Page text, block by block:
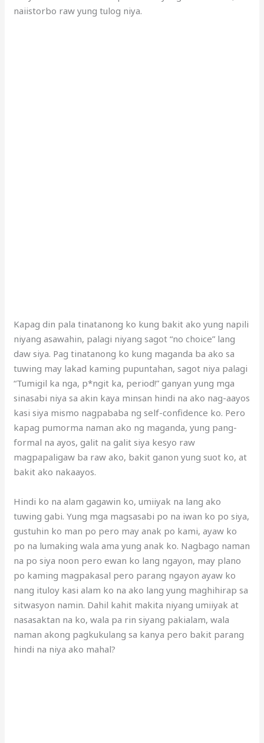
naiistorbo raw yung tulog niya.
Kapag din pala tinatanong ko kung bakit ako yung napili
niyang asawahin, palagi niyang sagot “no choice” lang
daw siya. Pag tinatanong ko kung maganda ba ako sa
tuwing may lakad kaming pupuntahan, sagot niya palagi
“Tumigil ka nga, p*ngit ka, period!” ganyan yung mga
sinasabi niya sa akin kaya minsan hindi na ako nag-aayos
kasi siya mismo nagpababa ng self-confidence ko. Pero
kapag pumorma naman ako ng maganda, yung pang-
formal na ayos, galit na galit siya kesyo raw
magpapaligaw ba raw ako, bakit ganon yung suot ko, at
bakit ako nakaayos.
Hindi ko na alam gagawin ko, umiiyak na lang ako
tuwing gabi. Yung mga magsasabi po na iwan ko po siya,
gustuhin ko man po pero may anak po kami, ayaw ko
po na lumaking wala ama yung anak ko. Nagbago naman
na po siya noon pero ewan ko lang ngayon, may plano
po kaming magpakasal pero parang ngayon ayaw ko
nang ituloy kasi alam ko na ako lang yung maghihirap sa
sitwasyon namin. Dahil kahit makita niyang umiiyak at
nasasaktan na ko, wala pa rin siyang pakialam, wala
naman akong pagkukulang sa kanya pero bakit parang
hindi na niya ako mahal?